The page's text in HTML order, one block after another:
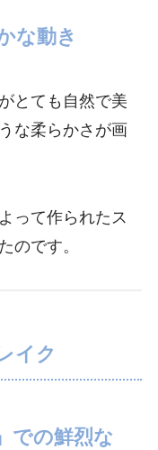
な動き
とても自然で美
な柔らかさが画
って作られたス
のです。
イク
での鮮烈な